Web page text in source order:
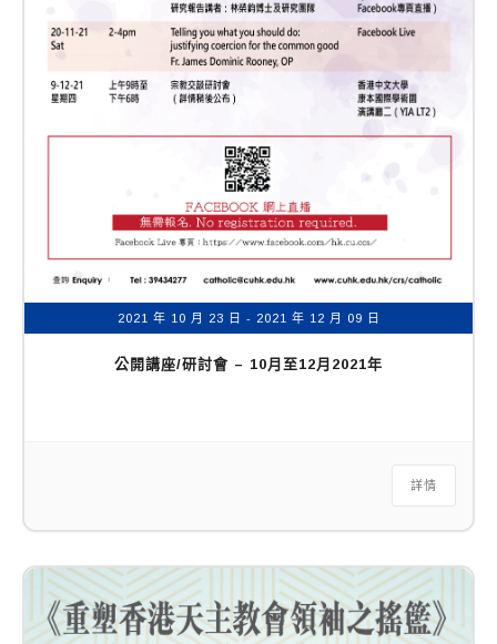
2021 年 10 月 23 日 - 2021 年 12 月 09 日
公開講座/研討會 – 10月至12月2021年
詳情